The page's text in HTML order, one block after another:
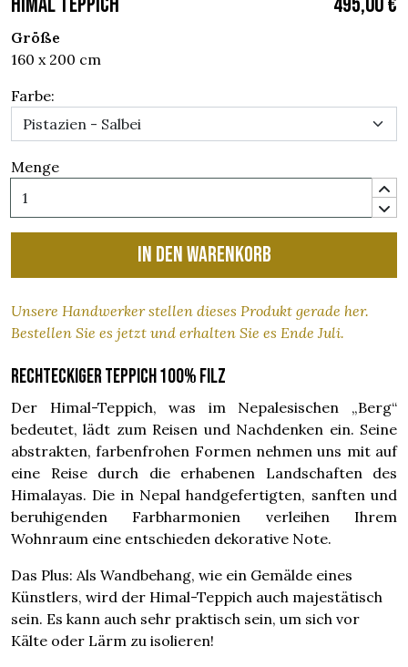
Größe
160 x 200 cm
Farbe:
Menge
In den Warenkorb
Unsere Handwerker stellen dieses Produkt gerade her.
Bestellen Sie es jetzt und erhalten Sie es Ende Juli.
Rechteckiger Teppich 100% Filz
Der Himal-Teppich, was im Nepalesischen „Berg“
bedeutet, lädt zum Reisen und Nachdenken ein. Seine
abstrakten, farbenfrohen Formen nehmen uns mit auf
eine Reise durch die erhabenen Landschaften des
Himalayas. Die in Nepal handgefertigten, sanften und
beruhigenden Farbharmonien verleihen Ihrem
Wohnraum eine entschieden dekorative Note.
Das Plus: Als Wandbehang, wie ein Gemälde eines
Künstlers, wird der Himal-Teppich auch majestätisch
sein. Es kann auch sehr praktisch sein, um sich vor
Kälte oder Lärm zu isolieren!